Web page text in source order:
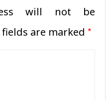
will not be
are marked *